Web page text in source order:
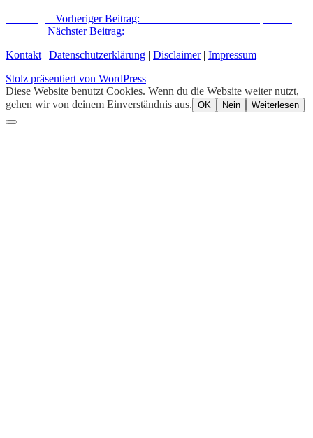
Vorheriger Beitrag:
Nächster Beitrag:
Kontakt | Datenschutzerklärung | Disclaimer| Impressum
Stolz präsentiert von WordPress
Diese Website benutzt Cookies. Wenn du die Website weiter nutzt,
gehen wir von deinem Einverständnis aus. OK Nein Weiterlesen